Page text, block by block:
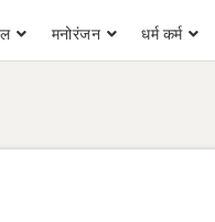
मनोरंजन धर्म कर्म